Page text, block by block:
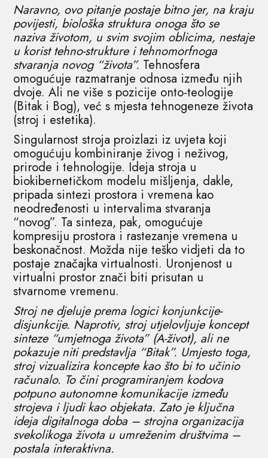
Naravno, ovo pitanje postaje bitno jer, na kraju
povijesti, biološka struktura onoga što se
naziva životom, u svim svojim oblicima, nestaje
u korist tehno-strukture i tehnomorfnoga
stvaranja novog “života”. Tehnosfera
omogućuje razmatranje odnosa između njih
dvoje. Ali ne više s pozicije onto-teologije
(Bitak i Bog), već s mjesta tehnogeneze života
(stroj i estetika).
Singularnost stroja proizlazi iz uvjeta koji
omogućuju kombiniranje živog i neživog,
prirode i tehnologije. Ideja stroja u
biokibernetičkom modelu mišljenja, dakle,
pripada sintezi prostora i vremena kao
neodređenosti u intervalima stvaranja
“novog”. Ta sinteza, pak, omogućuje
kompresiju prostora i rastezanje vremena u
beskonačnost. Možda nije teško vidjeti da to
postaje značajka virtualnosti. Uronjenost u
virtualni prostor znači biti prisutan u
stvarnome vremenu.
Stroj ne djeluje prema logici konjunkcije-
disjunkcije. Naprotiv, stroj utjelovljuje koncept
sinteze “umjetnoga života” (A-život), ali ne
pokazuje niti predstavlja “Bitak”. Umjesto toga,
stroj vizualizira koncepte kao što bi to učinio
računalo. To čini programiranjem kodova
potpuno autonomne komunikacije između
strojeva i ljudi kao objekata. Zato je ključna
ideja digitalnoga doba – strojna organizacija
svekolikoga života u umreženim društvima –
postala interaktivna.